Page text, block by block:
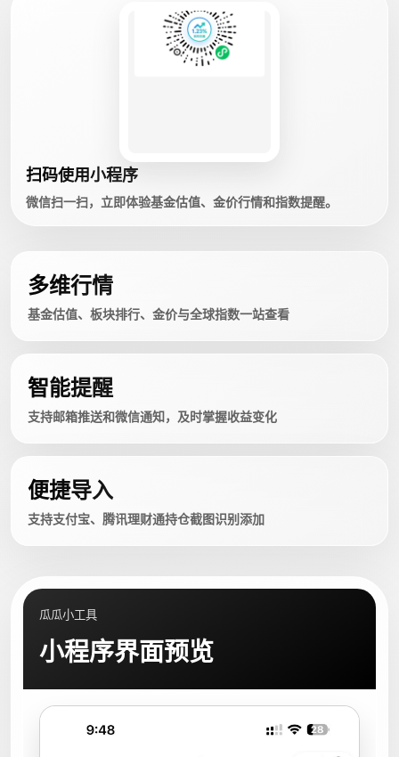
扫码使用小程序
微信扫一扫，立即体验基金估值、金价行情和指数提醒。
多维行情
基金估值、板块排行、金价与全球指数一站查看
智能提醒
支持邮箱推送和微信通知，及时掌握收益变化
便捷导入
支持支付宝、腾讯理财通持仓截图识别添加
瓜瓜小工具
小程序界面预览